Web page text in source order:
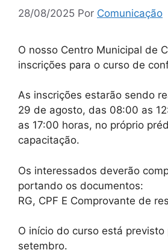
28/08/2025 Por Comunicação
O nosso Centro Municipal de
inscrições para o curso de
As inscrições estarão sendo
29 de agosto, das 08:00 as
as 17:00 horas, no próprio
capacitação.
Os interessados deverão
portando os documentos:
RG, CPF E Comprovante de
O início do curso está
setembro.